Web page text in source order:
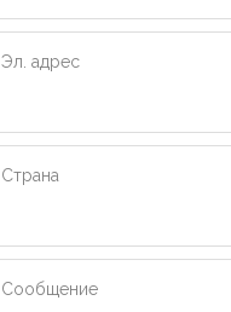
Эл. адрес
Страна
Сообщение